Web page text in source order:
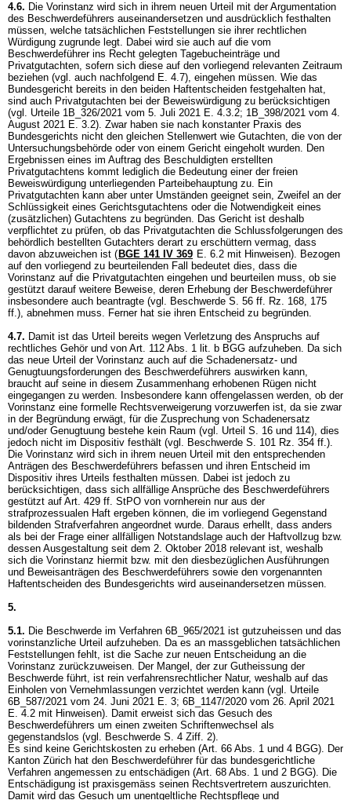
4.6. Die Vorinstanz wird sich in ihrem neuen Urteil mit der Argumentation
des Beschwerdeführers auseinandersetzen und ausdrücklich festhalten
müssen, welche tatsächlichen Feststellungen sie ihrer rechtlichen
Würdigung zugrunde legt. Dabei wird sie auch auf die vom
Beschwerdeführer ins Recht gelegten Tagebucheinträge und
Privatgutachten, sofern sich diese auf den vorliegend relevanten Zeitraum
beziehen (vgl. auch nachfolgend E. 4.7), eingehen müssen. Wie das
Bundesgericht bereits in den beiden Haftentscheiden festgehalten hat,
sind auch Privatgutachten bei der Beweiswürdigung zu berücksichtigen
(vgl. Urteile 1B_326/2021 vom 5. Juli 2021 E. 4.3.2; 1B_398/2021 vom 4.
August 2021 E. 3.2). Zwar haben sie nach konstanter Praxis des
Bundesgerichts nicht den gleichen Stellenwert wie Gutachten, die von der
Untersuchungsbehörde oder von einem Gericht eingeholt wurden. Den
Ergebnissen eines im Auftrag des Beschuldigten erstellten
Privatgutachtens kommt lediglich die Bedeutung einer der freien
Beweiswürdigung unterliegenden Parteibehauptung zu. Ein
Privatgutachten kann aber unter Umständen geeignet sein, Zweifel an der
Schlüssigkeit eines Gerichtsgutachtens oder die Notwendigkeit eines
(zusätzlichen) Gutachtens zu begründen. Das Gericht ist deshalb
verpflichtet zu prüfen, ob das Privatgutachten die Schlussfolgerungen des
behördlich bestellten Gutachters derart zu erschüttern vermag, dass
davon abzuweichen ist ( BGE 141 IV 369 E. 6.2 mit Hinweisen). Bezogen
auf den vorliegend zu beurteilenden Fall bedeutet dies, dass die
Vorinstanz auf die Privatgutachten eingehen und beurteilen muss, ob sie
gestützt darauf weitere Beweise, deren Erhebung der Beschwerdeführer
insbesondere auch beantragte (vgl. Beschwerde S. 56 ff. Rz. 168, 175
ff.), abnehmen muss. Ferner hat sie ihren Entscheid zu begründen.
4.7. Damit ist das Urteil bereits wegen Verletzung des Anspruchs auf
rechtliches Gehör und von Art. 112 Abs. 1 lit. b BGG aufzuheben. Da sich
das neue Urteil der Vorinstanz auch auf die Schadenersatz- und
Genugtuungsforderungen des Beschwerdeführers auswirken kann,
braucht auf seine in diesem Zusammenhang erhobenen Rügen nicht
eingegangen zu werden. Insbesondere kann offengelassen werden, ob der
Vorinstanz eine formelle Rechtsverweigerung vorzuwerfen ist, da sie zwar
in der Begründung erwägt, für die Zusprechung von Schadenersatz
und/oder Genugtuung bestehe kein Raum (vgl. Urteil S. 16 und 114), dies
jedoch nicht im Dispositiv festhält (vgl. Beschwerde S. 101 Rz. 354 ff.).
Die Vorinstanz wird sich in ihrem neuen Urteil mit den entsprechenden
Anträgen des Beschwerdeführers befassen und ihren Entscheid im
Dispositiv ihres Urteils festhalten müssen. Dabei ist jedoch zu
berücksichtigen, dass sich allfällige Ansprüche des Beschwerdeführers
gestützt auf Art. 429 ff. StPO von vornherein nur aus der
strafprozessualen Haft ergeben können, die im vorliegend Gegenstand
bildenden Strafverfahren angeordnet wurde. Daraus erhellt, dass anders
als bei der Frage einer allfälligen Notstandslage auch der Haftvollzug bzw.
dessen Ausgestaltung seit dem 2. Oktober 2018 relevant ist, weshalb
sich die Vorinstanz hiermit bzw. mit den diesbezüglichen Ausführungen
und Beweisanträgen des Beschwerdeführers sowie den vorgenannten
Haftentscheiden des Bundesgerichts wird auseinandersetzen müssen.
5.
5.1. Die Beschwerde im Verfahren 6B_965/2021 ist gutzuheissen und das
vorinstanzliche Urteil aufzuheben. Da es an massgeblichen tatsächlichen
Feststellungen fehlt, ist die Sache zur neuen Entscheidung an die
Vorinstanz zurückzuweisen. Der Mangel, der zur Gutheissung der
Beschwerde führt, ist rein verfahrensrechtlicher Natur, weshalb auf das
Einholen von Vernehmlassungen verzichtet werden kann (vgl. Urteile
6B_587/2021 vom 24. Juni 2021 E. 3; 6B_1147/2020 vom 26. April 2021
E. 4.2 mit Hinweisen). Damit erweist sich das Gesuch des
Beschwerdeführers um einen zweiten Schriftenwechsel als
gegenstandslos (vgl. Beschwerde S. 4 Ziff. 2).
Es sind keine Gerichtskosten zu erheben (Art. 66 Abs. 1 und 4 BGG). Der
Kanton Zürich hat den Beschwerdeführer für das bundesgerichtliche
Verfahren angemessen zu entschädigen (Art. 68 Abs. 1 und 2 BGG). Die
Entschädigung ist praxisgemäss seinen Rechtsvertretern auszurichten.
Damit wird das Gesuch um unentgeltliche Rechtspflege und